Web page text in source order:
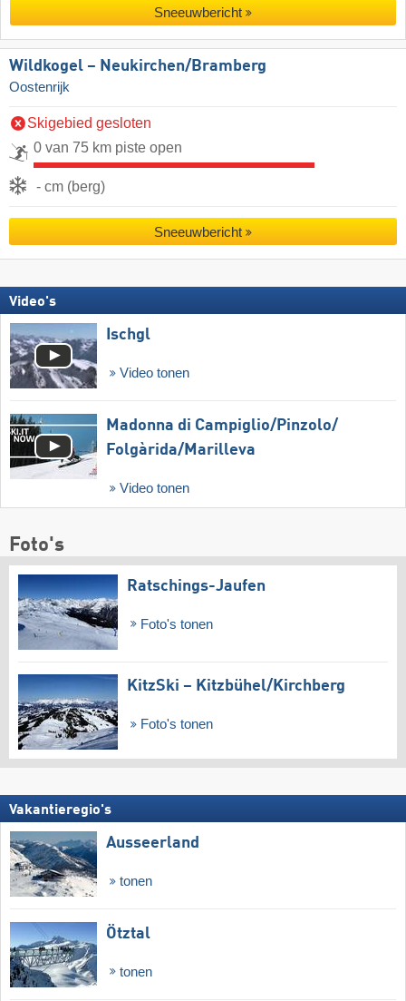
Sneeuwbericht
Wildkogel – Neukirchen/​Bramberg
Oostenrijk
Skigebied gesloten
0 van 75 km piste open
- cm (berg)
Sneeuwbericht
Video's
Ischgl
Video tonen
Madonna di Campiglio/​Pinzolo/​
Folgàrida/​Marilleva
Video tonen
Foto's
Ratschings-Jaufen
Foto's tonen
KitzSki – Kitzbühel/​Kirchberg
Foto's tonen
Vakantieregio's
Ausseerland
tonen
Ötztal
tonen